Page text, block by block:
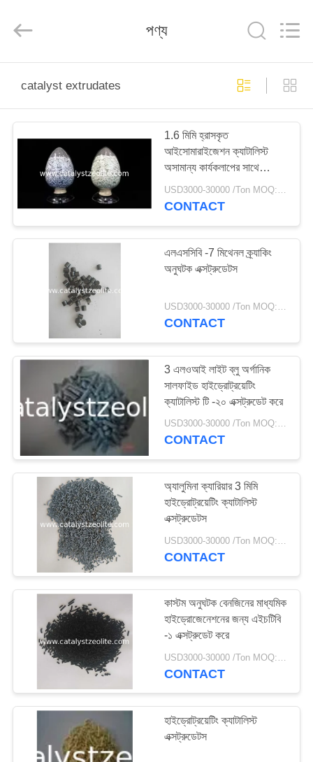
পণ্য
আমাদের
সম্পর্কে
কারখানা
করুন
মামলা
PRIVACY
POLICY
CO.,LTD.
Rights
পণ্য
catalyst extrudates
1.6 মিমি হ্রাসকৃত
আইসোমারাইজেশন ক্যাটালিস্ট
অসামান্য কার্যকলাপের সাথে
এক্সট্রুডেটস QD-C-10
USD3000-30000 /Ton MOQ:1 কিলোগ্রাম
CONTACT
এলএসসিবি -7 মিথেনল ক্র্যাকিং
অনুঘটক এক্সট্রুডেটস
USD3000-30000 /Ton MOQ:1 কিলোগ্রাম
CONTACT
3 এলওআই লাইট ব্লু অর্গানিক
সালফাইড হাইড্রোট্রয়েটিং
ক্যাটালিস্ট টি -২০ এক্সট্রুডেট করে
USD3000-30000 /Ton MOQ:1 কিলোগ্রাম
CONTACT
অ্যালুমিনা ক্যারিয়ার 3 মিমি
হাইড্রোট্রয়েটিং ক্যাটালিস্ট
এক্সট্রুডেটস
CONTACT
কাস্টম অনুঘটক বেনজিনের মাধ্যমিক
হাইড্রোজেনেশনের জন্য এইচটিবি
-১ এক্সট্রুডেট করে
USD3000-30000 /Ton MOQ:1 কিলোগ্রাম
CONTACT
হাইড্রোট্রয়েটিং ক্যাটালিস্ট
এক্সট্রুডেটস